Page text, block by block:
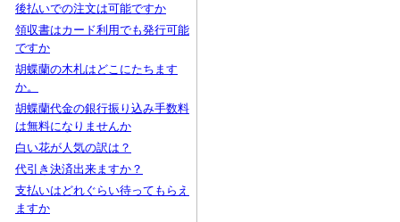
後払いでの注文は可能ですか
領収書はカード利用でも発行可能
ですか
胡蝶蘭の木札はどこにたちます
か。
胡蝶蘭代金の銀行振り込み手数料
は無料になりませんか
白い花が人気の訳は？
代引き決済出来ますか？
支払いはどれぐらい待ってもらえ
ますか